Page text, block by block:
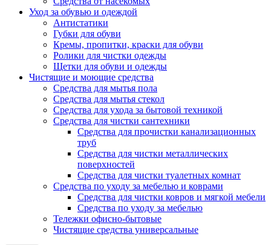
Уход за обувью и одеждой
Антистатики
Губки для обуви
Кремы, пропитки, краски для обуви
Ролики для чистки одежды
Щетки для обуви и одежды
Чистящие и моющие средства
Средства для мытья пола
Средства для мытья стекол
Средства для ухода за бытовой техникой
Средства для чистки сантехники
Средства для прочистки канализационных
труб
Средства для чистки металлических
поверхностей
Средства для чистки туалетных комнат
Средства по уходу за мебелью и коврами
Средства для чистки ковров и мягкой мебели
Средства по уходу за мебелью
Тележки офисно-бытовые
Чистящие средства универсальные